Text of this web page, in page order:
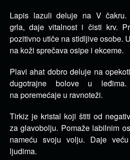
Lapis lazuli deluje na V
grla, daje vitalnost i čisti krv.
pozitivno utiče na stidljive osobe.
na koži sprečava osipe i ekceme.
Plavi ahat dobro deluje na
dugotrajne bolove u
na poremećaje u ravnoteži.
Tirkiz je kristal koji štiti od
za glavobolju. Pomaže labilnim
nameću svoju volju. Daje
ljudima.